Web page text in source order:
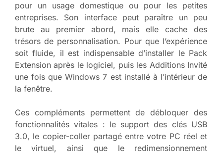
pour un usage domestique ou pour les petites
entreprises. Son interface peut paraître un peu
brute au premier abord, mais elle cache des
trésors de personnalisation. Pour que l’expérience
soit fluide, il est indispensable d’installer le Pack
Extension après le logiciel, puis les Additions Invité
une fois que Windows 7 est installé à l’intérieur de
la fenêtre.
Ces compléments permettent de débloquer des
fonctionnalités vitales : le support des clés USB
3.0, le copier-coller partagé entre votre PC réel et
le virtuel, ainsi que le redimensionnement